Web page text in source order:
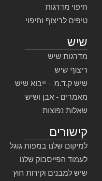
חיפוי מדרגות
טיפים לריצוף וחיפוי
שיש
מדרגות שיש
ריצוף שיש
שיש ק.ד.מ – ייבוא שיש
מאמרים - אבן ושיש
שאלות נפוצות
קישורים
למיקום שלנו במפות גוגל
לעמוד הפייסבוק שלנו
שיש למבנים וקירות חוץ